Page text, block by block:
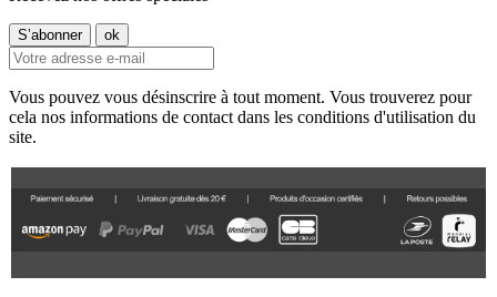
Vous pouvez vous désinscrire à tout moment. Vous trouverez pour
cela nos informations de contact dans les conditions d'utilisation du
site.